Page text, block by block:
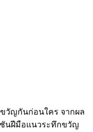
ขวัญกันก่อนใคร จากผล
ชันฝีมือแนวระทึกขวัญ